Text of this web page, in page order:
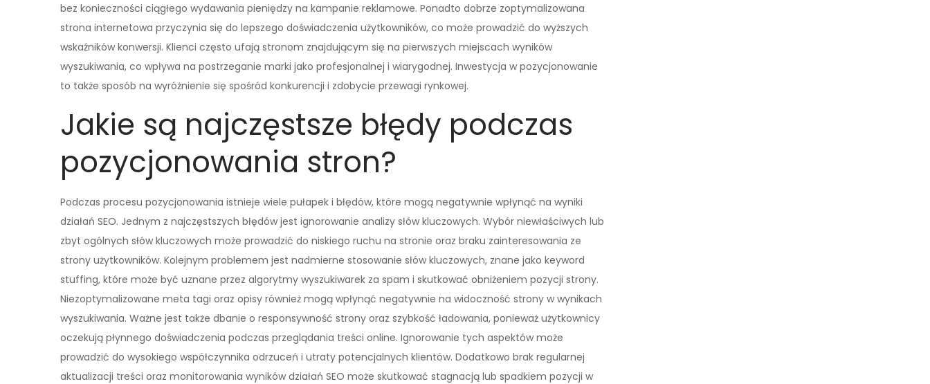
bez konieczności ciągłego wydawania pieniędzy na kampanie reklamowe. Ponadto dobrze zoptymalizowana
strona internetowa przyczynia się do lepszego doświadczenia użytkowników, co może prowadzić do wyższych
wskaźników konwersji. Klienci często ufają stronom znajdującym się na pierwszych miejscach wyników
wyszukiwania, co wpływa na postrzeganie marki jako profesjonalnej i wiarygodnej. Inwestycja w pozycjonowanie
to także sposób na wyróżnienie się spośród konkurencji i zdobycie przewagi rynkowej.
Jakie są najczęstsze błędy podczas
pozycjonowania stron?
Podczas procesu pozycjonowania istnieje wiele pułapek i błędów, które mogą negatywnie wpłynąć na wyniki
działań SEO. Jednym z najczęstszych błędów jest ignorowanie analizy słów kluczowych. Wybór niewłaściwych lub
zbyt ogólnych słów kluczowych może prowadzić do niskiego ruchu na stronie oraz braku zainteresowania ze
strony użytkowników. Kolejnym problemem jest nadmierne stosowanie słów kluczowych, znane jako keyword
stuffing, które może być uznane przez algorytmy wyszukiwarek za spam i skutkować obniżeniem pozycji strony.
Niezoptymalizowane meta tagi oraz opisy również mogą wpłynąć negatywnie na widoczność strony w wynikach
wyszukiwania. Ważne jest także dbanie o responsywność strony oraz szybkość ładowania, ponieważ użytkownicy
oczekują płynnego doświadczenia podczas przeglądania treści online. Ignorowanie tych aspektów może
prowadzić do wysokiego współczynnika odrzuceń i utraty potencjalnych klientów. Dodatkowo brak regularnej
aktualizacji treści oraz monitorowania wyników działań SEO może skutkować stagnacją lub spadkiem pozycji w